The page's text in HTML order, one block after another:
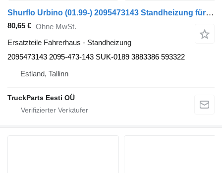
Shurflo Urbino (01.99-) 2095473143 Standheizung für Solaris Urbino, Alpino, Vacanza (1999-) Bus
80,65 € Ohne MwSt.
Ersatzteile Fahrerhaus - Standheizung
2095473143 2095-473-143 SUK-0189 3883386 593322
Estland, Tallinn
TruckParts Eesti OÜ